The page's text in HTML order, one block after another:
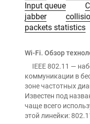
Input queue
jabber
packets statistics
Wi-Fi. Обзор
IEEE 802.11 —
коммуникации в
зоне частотных
Известен под
чаще всего
этой линейки: